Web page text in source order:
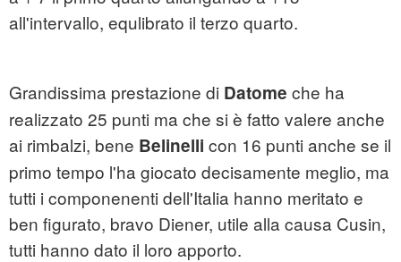
all'intervallo, equlibrato il terzo quarto.
Grandissima prestazione di Datome che ha
realizzato 25 punti ma che si è fatto valere anche
ai rimbalzi, bene Belinelli con 16 punti anche se il
primo tempo l'ha giocato decisamente meglio, ma
tutti i componenenti dell'Italia hanno meritato e
ben figurato, bravo Diener, utile alla causa Cusin,
tutti hanno dato il loro apporto.